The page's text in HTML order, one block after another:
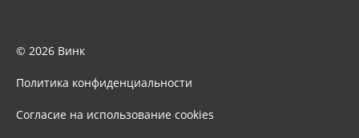
© 2026 Винк
Политика конфиденциальности
Согласие на использование cookies